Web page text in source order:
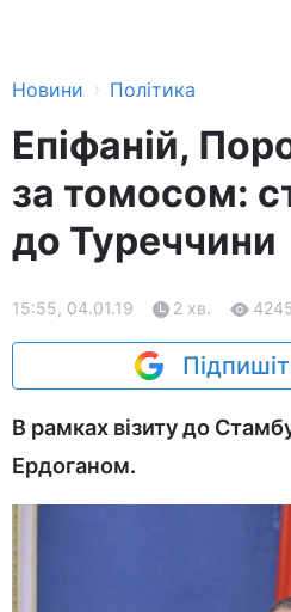
Новини › Політика
Епіфаній,
за томосом:
до Туреччини
15:55, 04.01.19 2 хв.
В рамках візиту до
Ердоганом.